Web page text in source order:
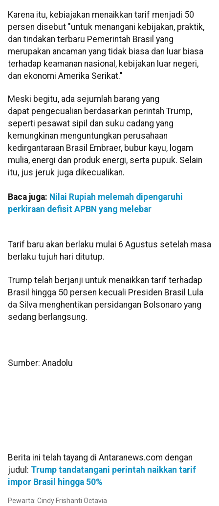
Karena itu, kebiajakan menaikkan tarif menjadi 50
persen disebut "untuk menangani kebijakan, praktik,
dan tindakan terbaru Pemerintah Brasil yang
merupakan ancaman yang tidak biasa dan luar biasa
terhadap keamanan nasional, kebijakan luar negeri,
dan ekonomi Amerika Serikat."
Meski begitu, ada sejumlah barang yang
dapat pengecualian berdasarkan perintah Trump,
seperti pesawat sipil dan suku cadang yang
kemungkinan menguntungkan perusahaan
kedirgantaraan Brasil Embraer, bubur kayu, logam
mulia, energi dan produk energi, serta pupuk. Selain
itu, jus jeruk juga dikecualikan.
Baca juga: Nilai Rupiah melemah dipengaruhi
perkiraan defisit APBN yang melebar
Tarif baru akan berlaku mulai 6 Agustus setelah masa
berlaku tujuh hari ditutup.
Trump telah berjanji untuk menaikkan tarif terhadap
Brasil hingga 50 persen kecuali Presiden Brasil Lula
da Silva menghentikan persidangan Bolsonaro yang
sedang berlangsung.
Sumber: Anadolu
Berita ini telah tayang di Antaranews.com dengan
judul: Trump tandatangani perintah naikkan tarif
impor Brasil hingga 50%
Pewarta: Cindy Frishanti Octavia